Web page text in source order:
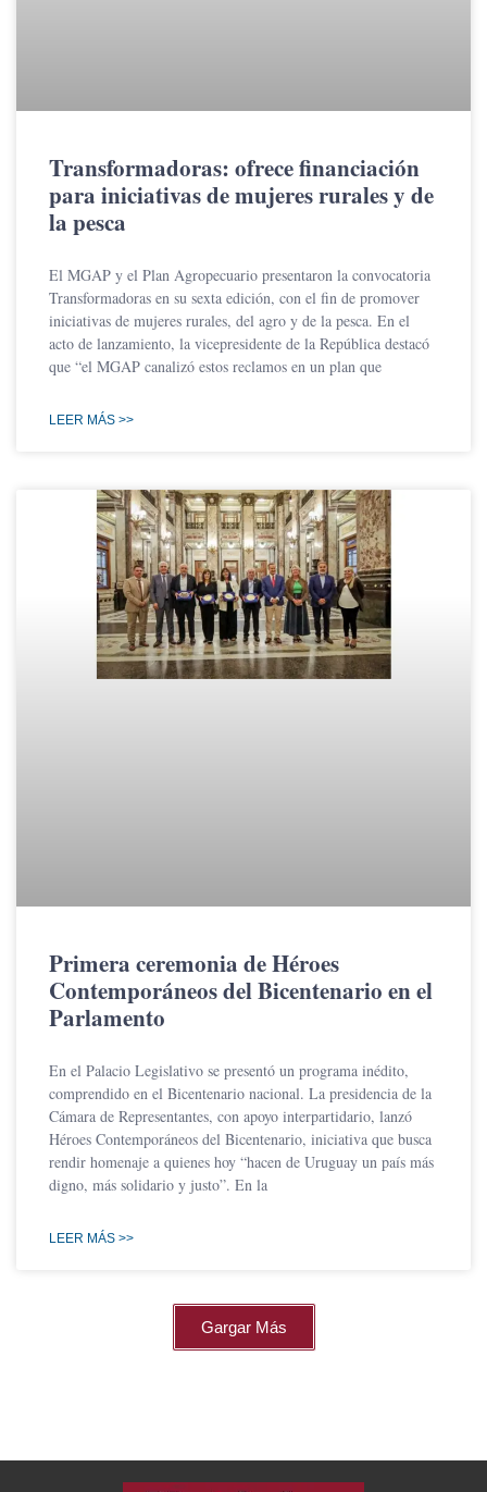
Transformadoras: ofrece financiación
para iniciativas de mujeres rurales y de
la pesca
El MGAP y el Plan Agropecuario presentaron la convocatoria
Transformadoras en su sexta edición, con el fin de promover
iniciativas de mujeres rurales, del agro y de la pesca. En el
acto de lanzamiento, la vicepresidente de la República destacó
que “el MGAP canalizó estos reclamos en un plan que
LEER MÁS >>
Primera ceremonia de Héroes
Contemporáneos del Bicentenario en el
Parlamento
En el Palacio Legislativo se presentó un programa inédito,
comprendido en el Bicentenario nacional. La presidencia de la
Cámara de Representantes, con apoyo interpartidario, lanzó
Héroes Contemporáneos del Bicentenario, iniciativa que busca
rendir homenaje a quienes hoy “hacen de Uruguay un país más
digno, más solidario y justo”. En la
LEER MÁS >>
Gargar Más